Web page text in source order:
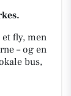
fly, men
– og en
bus,